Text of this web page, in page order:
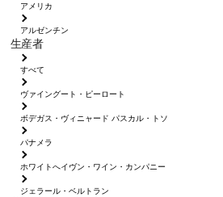
アメリカ
アルゼンチン
生産者
すべて
ヴァイングート・ピーロート
ボデガス・ヴィニャード パスカル・トソ
パナメラ
ホワイトへイヴン・ワイン・カンパニー
ジェラール・ベルトラン